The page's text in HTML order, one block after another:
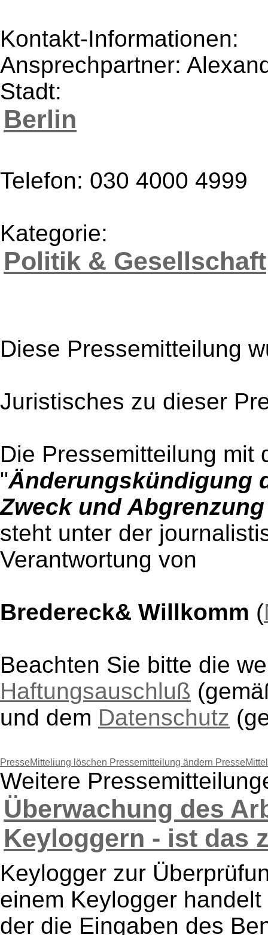
Kontakt-Informationen:
Ansprechpartner:
Stadt:
Berlin
Telefon: 030 4000 4999
Kategorie:
Politik & Gesellschaft
Diese Pressemitteilung
Juristisches zu dieser
Die Pressemitteilung mit
"Änderungskündigung
Zweck und
steht unter der
Verantwortung von
Bredereck& Willkomm (
Beachten Sie bitte die
Haftungsauschluß
und dem Datenschutz
PresseMitteliung löschen Pressemitteilung ändern
Weitere
Überwachung des
Keyloggern - ist das
Keylogger zur
einem Keylogger
der die Eingaben des